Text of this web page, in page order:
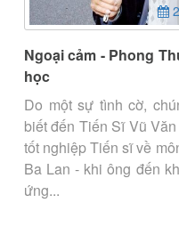
Ngoại cảm - Phong
học
Do một sự tình cờ,
biết đến Tiến Sĩ Vũ
tốt nghiệp Tiến sĩ về
Ba Lan - khi ông đến
ứng...